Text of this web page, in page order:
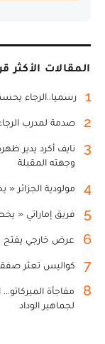
المقالات الأكثر
1 رسميا..الرجاء
2 صدمة لمدرب
3
نايف أكرد يدير
وجهته المقبلة
4 مولودية الجزائر
5 فريق إماراتي «
6 عرض خارجي يفتح
7 كواليس تعثر
8
مفاجأة
لجماهير الوداد